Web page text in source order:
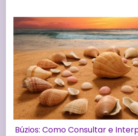
Búzios: Como Consultar e